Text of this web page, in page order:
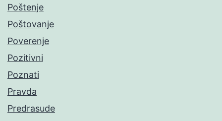
Poštenje
Poštovanje
Poverenje
Pozitivni
Poznati
Pravda
Predrasude